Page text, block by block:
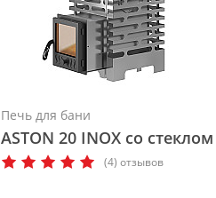
Печь для бани
ASTON 20 INOX со стеклом
(4) отзывов